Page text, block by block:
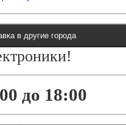
в другие города
до 18:00